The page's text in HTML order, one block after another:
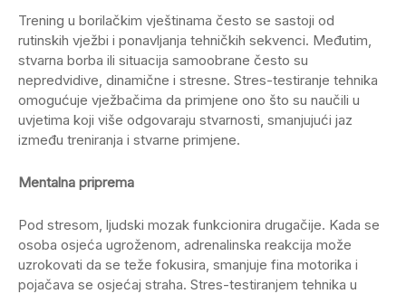
Trening u borilačkim vještinama često se sastoji od
rutinskih vježbi i ponavljanja tehničkih sekvenci. Međutim,
stvarna borba ili situacija samoobrane često su
nepredvidive, dinamične i stresne. Stres-testiranje tehnika
omogućuje vježbačima da primjene ono što su naučili u
uvjetima koji više odgovaraju stvarnosti, smanjujući jaz
između treniranja i stvarne primjene.
Mentalna priprema
Pod stresom, ljudski mozak funkcionira drugačije. Kada se
osoba osjeća ugroženom, adrenalinska reakcija može
uzrokovati da se teže fokusira, smanjuje fina motorika i
pojačava se osjećaj straha. Stres-testiranjem tehnika u